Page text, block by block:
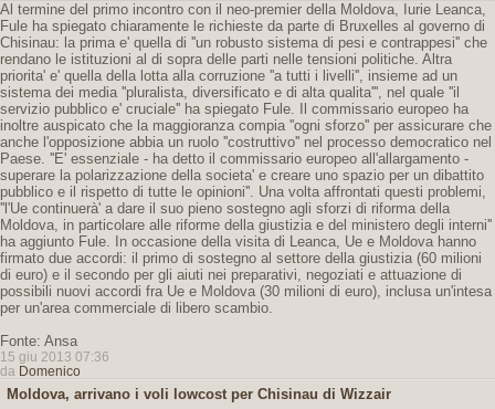
Al termine del primo incontro con il neo-premier della Moldova, Iurie Leanca,
Fule ha spiegato chiaramente le richieste da parte di Bruxelles al governo di
Chisinau: la prima e' quella di ''un robusto sistema di pesi e contrappesi'' che
rendano le istituzioni al di sopra delle parti nelle tensioni politiche. Altra
priorita' e' quella della lotta alla corruzione ''a tutti i livelli'', insieme ad un
sistema dei media ''pluralista, diversificato e di alta qualita''', nel quale ''il
servizio pubblico e' cruciale'' ha spiegato Fule. Il commissario europeo ha
inoltre auspicato che la maggioranza compia ''ogni sforzo'' per assicurare che
anche l'opposizione abbia un ruolo ''costruttivo'' nel processo democratico nel
Paese. ''E' essenziale - ha detto il commissario europeo all'allargamento -
superare la polarizzazione della societa' e creare uno spazio per un dibattito
pubblico e il rispetto di tutte le opinioni''. Una volta affrontati questi problemi,
''l'Ue continuerà' a dare il suo pieno sostegno agli sforzi di riforma della
Moldova, in particolare alle riforme della giustizia e del ministero degli interni''
ha aggiunto Fule. In occasione della visita di Leanca, Ue e Moldova hanno
firmato due accordi: il primo di sostegno al settore della giustizia (60 milioni
di euro) e il secondo per gli aiuti nei preparativi, negoziati e attuazione di
possibili nuovi accordi fra Ue e Moldova (30 milioni di euro), inclusa un'intesa
per un'area commerciale di libero scambio.
Fonte: Ansa
15 giu 2013 07:36
da Domenico
Moldova, arrivano i voli lowcost per Chisinau di Wizzair